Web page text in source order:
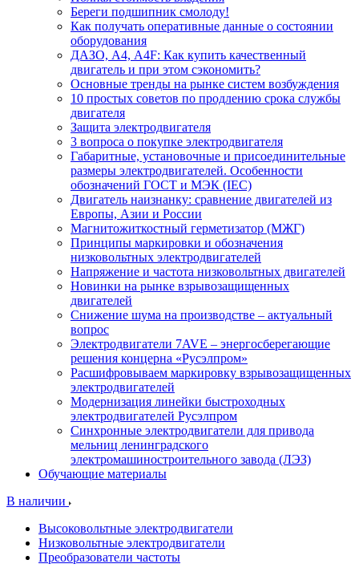
Береги подшипник смолоду!
Как получать оперативные данные о состоянии
оборудования
ДАЗО, А4, А4F: Как купить качественный
двигатель и при этом сэкономить?
Основные тренды на рынке систем возбуждения
10 простых советов по продлению срока службы
двигателя
Защита электродвигателя
3 вопроса о покупке электродвигателя
Габаритные, установочные и присоединительные
размеры электродвигателей. Особенности
обозначений ГОСТ и МЭК (IEC)
Двигатель наизнанку: сравнение двигателей из
Европы, Азии и России
Магнитожиткостный герметизатор (МЖГ)
Принципы маркировки и обозначения
низковольтных электродвигателей
Напряжение и частота низковольтных двигателей
Новинки на рынке взрывозащищенных
двигателей
Снижение шума на производстве – актуальный
вопрос
Электродвигатели 7AVE – энергосберегающие
решения концерна «Русэлпром»
Расшифровываем маркировку взрывозащищенных
электродвигателей
Модернизация линейки быстроходных
электродвигателей Русэлпром
Синхронные электродвигатели для привода
мельниц ленинградского
электромашиностроительного завода (ЛЭЗ)
Обучающие материалы
В наличии
Высоковольтные электродвигатели
Низковольтные электродвигатели
Преобразователи частоты